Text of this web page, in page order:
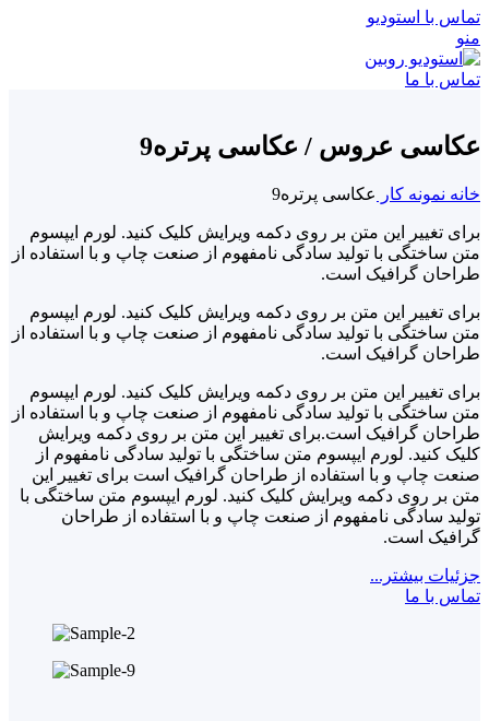
تماس با استودیو
منو
تماس با ما
عکاسی عروس / عکاسی پرتره9
خانه نمونه کار عکاسی پرتره9
برای تغییر این متن بر روی دکمه ویرایش کلیک کنید. لورم ایپسوم
متن ساختگی با تولید سادگی نامفهوم از صنعت چاپ و با استفاده از
طراحان گرافیک است.
برای تغییر این متن بر روی دکمه ویرایش کلیک کنید. لورم ایپسوم
متن ساختگی با تولید سادگی نامفهوم از صنعت چاپ و با استفاده از
طراحان گرافیک است.
برای تغییر این متن بر روی دکمه ویرایش کلیک کنید. لورم ایپسوم
متن ساختگی با تولید سادگی نامفهوم از صنعت چاپ و با استفاده از
طراحان گرافیک است.برای تغییر این متن بر روی دکمه ویرایش
کلیک کنید. لورم ایپسوم متن ساختگی با تولید سادگی نامفهوم از
صنعت چاپ و با استفاده از طراحان گرافیک است برای تغییر این
متن بر روی دکمه ویرایش کلیک کنید. لورم ایپسوم متن ساختگی با
تولید سادگی نامفهوم از صنعت چاپ و با استفاده از طراحان
گرافیک است.
جزئیات بیشتر...
تماس با ما